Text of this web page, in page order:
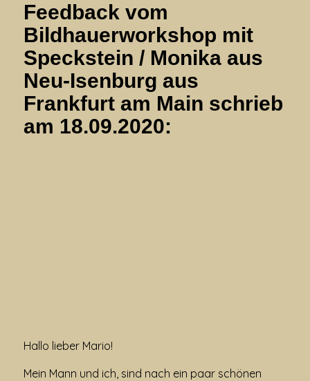
Feedback vom
Bildhauerworkshop mit
Speckstein / Monika aus
Neu-Isenburg aus
Frankfurt am Main schrieb
am 18.09.2020:
Hallo lieber Mario!
Mein Mann und ich, sind nach ein paar schönen